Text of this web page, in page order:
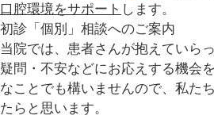
口腔環境をサポート します。
初診「個別」相談へのご案内
当院では、患者さんが抱えていら
疑問・不安などにお応えする機会
なことでも構いませんので、私た
たらと思います。